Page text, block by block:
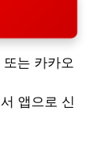
는 카카오
앱으로 신